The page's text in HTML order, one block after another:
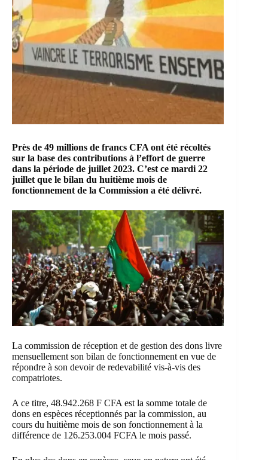
Près de 49 millions de francs CFA ont été récoltés
sur la base des contributions à l’effort de guerre
dans la période de juillet 2023. C’est ce mardi 22
juillet que le bilan du huitième mois de
fonctionnement de la Commission a été délivré.
La commission de réception et de gestion des dons livre
mensuellement son bilan de fonctionnement en vue de
répondre à son devoir de redevabilité vis-à-vis des
compatriotes.
A ce titre, 48.942.268 F CFA est la somme totale de
dons en espèces réceptionnés par la commission, au
cours du huitième mois de son fonctionnement à la
différence de 126.253.004 FCFA le mois passé.